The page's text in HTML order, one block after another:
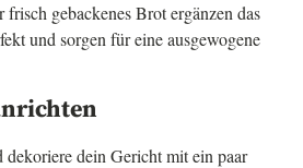
gebackenes Brot ergänzen das
und sorgen für eine ausgewogene
dekoriere dein Gericht mit ein paar